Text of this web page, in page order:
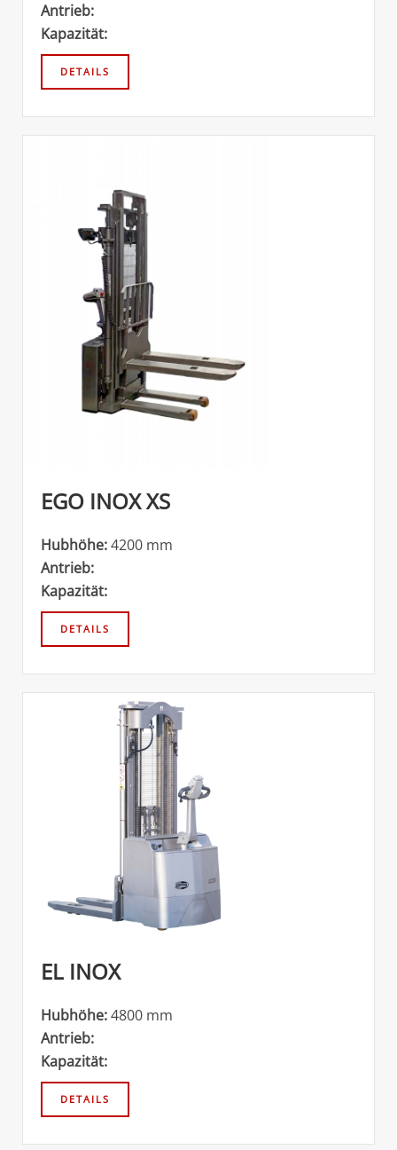
Antrieb:
Kapazität:
EGO INOX XS
Hubhöhe:4200 mm
Antrieb:
Kapazität:
EL INOX
Hubhöhe:4800 mm
Antrieb:
Kapazität: